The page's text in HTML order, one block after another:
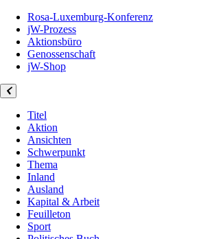
Rosa-Luxemburg-Konferenz
jW-Prozess
Aktionsbüro
Genossenschaft
jW-Shop
Titel
Aktion
Ansichten
Schwerpunkt
Thema
Inland
Ausland
Kapital & Arbeit
Feuilleton
Sport